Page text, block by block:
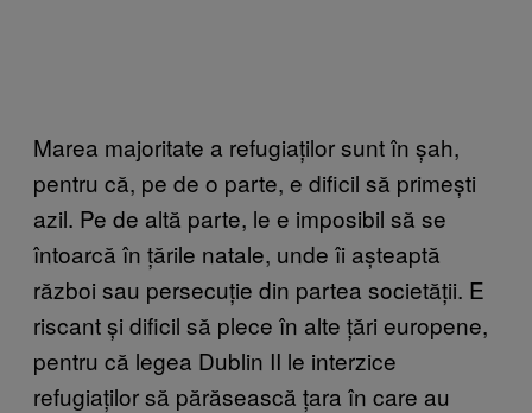
Marea majoritate a refugiaților sunt în șah,
pentru că, pe de o parte, e dificil să primești
azil. Pe de altă parte, le e imposibil să se
întoarcă în țările natale, unde îi așteaptă
război sau persecuție din partea societății. E
riscant și dificil să plece în alte țări europene,
pentru că legea Dublin II le interzice
refugiaților să părăsească țara în care au